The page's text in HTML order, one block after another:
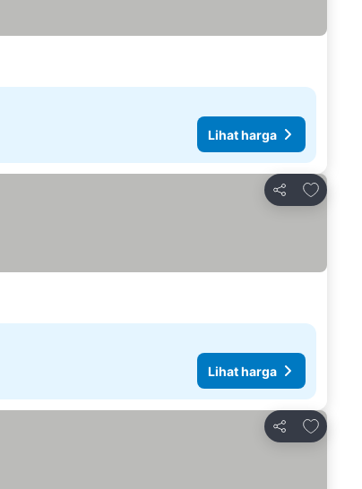
Lihat harga
Bagikan
Lihat harga
Bagikan